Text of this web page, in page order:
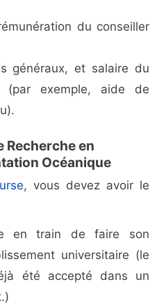
du conseiller
généraux, et salaire du
(par exemple, aide de
Recherche en
Océanique
, vous devez avoir le
en train de faire son
universitaire (le
été accepté dans un